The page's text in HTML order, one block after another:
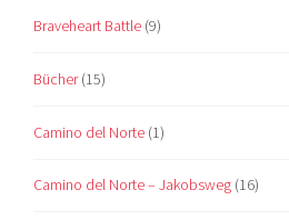
Braveheart Battle (9)
Bücher(15)
Camino del Norte (1)
Camino del Norte – Jakobsweg (16)